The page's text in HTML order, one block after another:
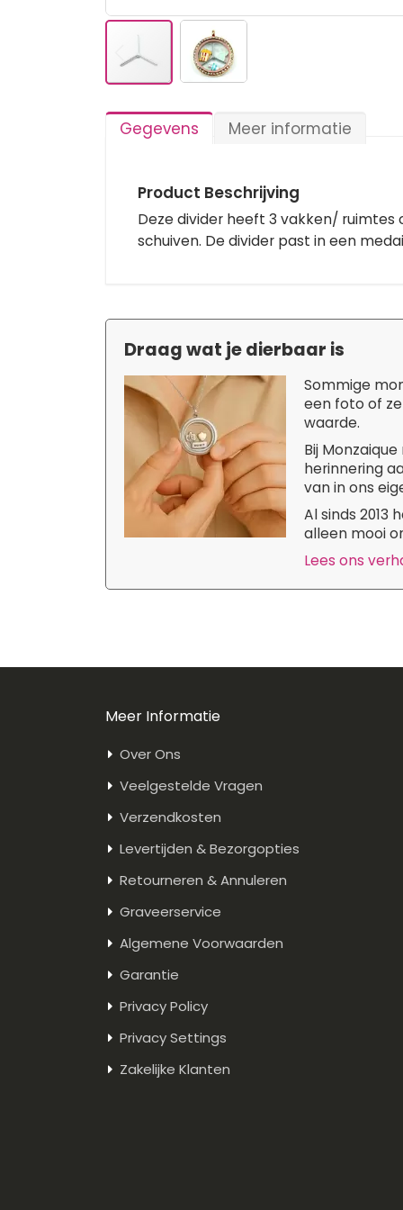
naar
het
afbeeldingen-
Gegevens
Product Beschrijving
Deze divider heeft 3 vakken/
schuiven. De divider past in een
Meer informatie
Draag wat je dierbaar is
Sommige
een foto of
waarde.
Bij
herinnering
van in ons
Al sinds
alleen mooi
Lees ons
Meer Informatie
Over Ons
Veelgestelde Vragen
Verzendkosten
Levertijden & Bezorgopties
Retourneren & Annuleren
Graveerservice
Algemene Voorwaarden
Garantie
Privacy Policy
Privacy Settings
Zakelijke Klanten